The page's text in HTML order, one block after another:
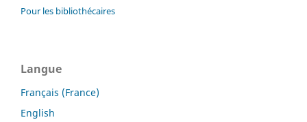
Pour les bibliothécaires
Langue
Français (France)
English